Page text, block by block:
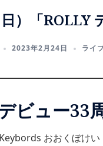
）「ROLLY
2023年2月24日 ライ
ビュー33
おおくぼけい